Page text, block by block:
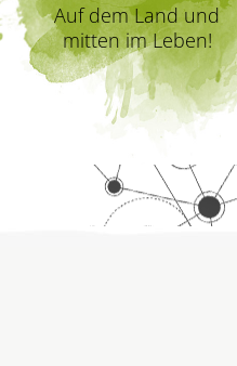
Auf dem Land und
mitten im Leben!